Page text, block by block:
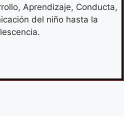
Aprendizaje, Conducta,
del niño hasta la